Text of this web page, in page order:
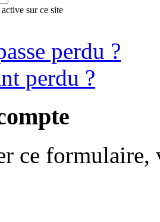
sur ce site
perdu ?
perdu ?
ce formulaire,